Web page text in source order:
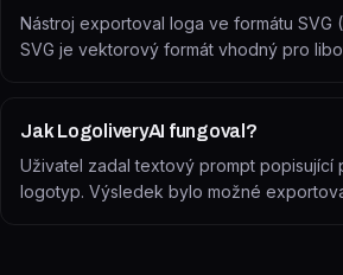
Nástroj exportoval loga ve formátu
SVG je vektorový formát vhodný pro
Jak LogoliveryAI fungoval?
Uživatel zadal textový prompt
logotyp. Výsledek bylo možné